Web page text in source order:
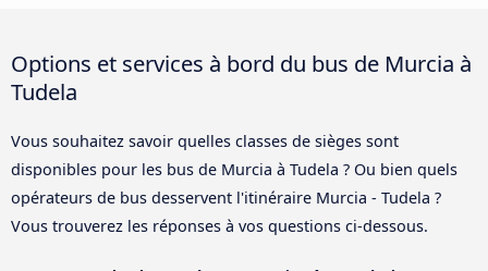
Options et services à bord du bus de Murcia à
Tudela
Vous souhaitez savoir quelles classes de sièges sont
disponibles pour les bus de Murcia à Tudela ? Ou bien quels
opérateurs de bus desservent l'itinéraire Murcia - Tudela ?
Vous trouverez les réponses à vos questions ci-dessous.